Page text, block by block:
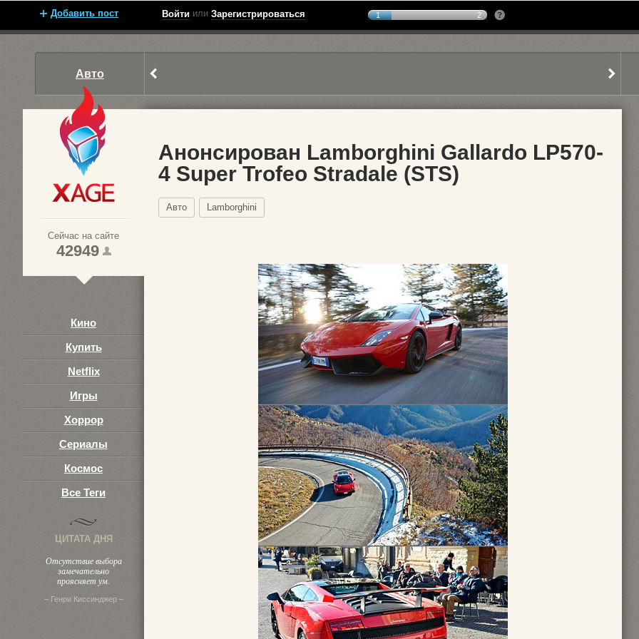
Добавить пост Войти или Зарегистрироваться 1 2
Авто
Сейчас на сайте
42949
Кино
Купить
Netflix
Игры
Хоррор
Сериалы
Космос
Все Теги
ЦИТАТА ДНЯ
Отсутствие выбора
замечательно
проясняет ум.
– Генри Киссинджер –
Анонсирован Lamborghini Gallardo LP570-
4 Super Trofeo Stradale (STS)
Авто Lamborghini